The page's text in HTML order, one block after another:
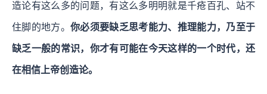
造论有这么多的问题，有这么多明明就是千疮百孔、站不
住脚的地方。 你必须要缺乏思考能力、推理能力，乃至于
缺乏一般的常识，你才有可能在今天这样的一个时代，还
在相信上帝创造论。